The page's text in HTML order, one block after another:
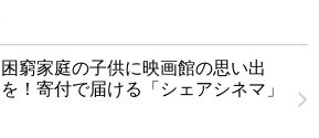
困窮家庭の子供に映画館の思い出
を！寄付で届ける「シェアシネマ」